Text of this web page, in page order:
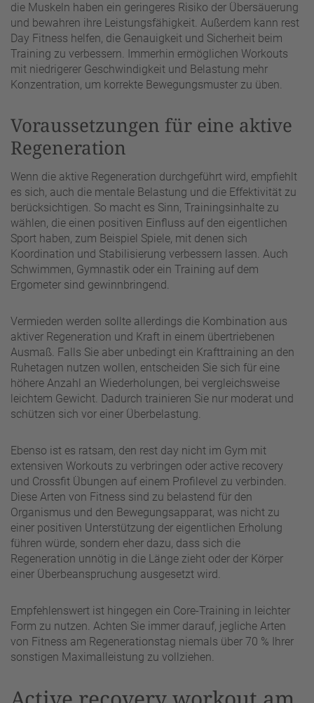
die Muskeln haben ein geringeres Risiko der Übersäuerung
und bewahren ihre Leistungsfähigkeit. Außerdem kann rest
Day Fitness helfen, die Genauigkeit und Sicherheit beim
Training zu verbessern. Immerhin ermöglichen Workouts
mit niedrigerer Geschwindigkeit und Belastung mehr
Konzentration, um korrekte Bewegungsmuster zu üben.
Voraussetzungen für eine aktive
Regeneration
Wenn die aktive Regeneration durchgeführt wird, empfiehlt
es sich, auch die mentale Belastung und die Effektivität zu
berücksichtigen. So macht es Sinn, Trainingsinhalte zu
wählen, die einen positiven Einfluss auf den eigentlichen
Sport haben, zum Beispiel Spiele, mit denen sich
Koordination und Stabilisierung verbessern lassen. Auch
Schwimmen, Gymnastik oder ein Training auf dem
Ergometer sind gewinnbringend.
Vermieden werden sollte allerdings die Kombination aus
aktiver Regeneration und Kraft in einem übertriebenen
Ausmaß. Falls Sie aber unbedingt ein Krafttraining an den
Ruhetagen nutzen wollen, entscheiden Sie sich für eine
höhere Anzahl an Wiederholungen, bei vergleichsweise
leichtem Gewicht. Dadurch trainieren Sie nur moderat und
schützen sich vor einer Überbelastung.
Ebenso ist es ratsam, den rest day nicht im Gym mit
extensiven Workouts zu verbringen oder active recovery
und Crossfit Übungen auf einem Profilevel zu verbinden.
Diese Arten von Fitness sind zu belastend für den
Organismus und den Bewegungsapparat, was nicht zu
einer positiven Unterstützung der eigentlichen Erholung
führen würde, sondern eher dazu, dass sich die
Regeneration unnötig in die Länge zieht oder der Körper
einer Überbeanspruchung ausgesetzt wird.
Empfehlenswert ist hingegen ein Core-Training in leichter
Form zu nutzen. Achten Sie immer darauf, jegliche Arten
von Fitness am Regenerationstag niemals über 70 % Ihrer
sonstigen Maximalleistung zu vollziehen.